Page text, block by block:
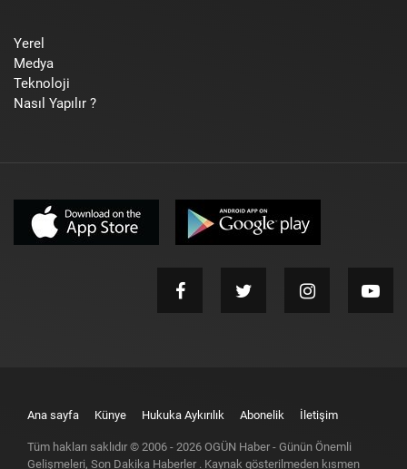
Yerel
Medya
Teknoloji
Nasıl Yapılır ?
Ana sayfa Künye Hukuka Aykırılık Abonelik İletişim
Tüm hakları saklıdır © 2006 - 2026 OGÜN Haber - Günün Önemli
Gelişmeleri, Son Dakika Haberler . Kaynak gösterilmeden kısmen